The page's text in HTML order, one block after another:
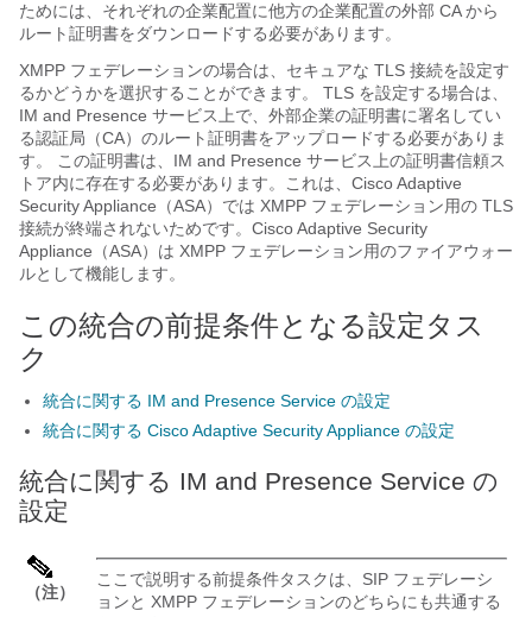
ためには、それぞれの企業配置に他方の企業配置の外部 CA から
ルート証明書をダウンロードする必要があります。
XMPP フェデレーションの場合は、セキュアな TLS 接続を設定す
るかどうかを選択することができます。 TLS を設定する場合は、
IM and Presence サービス 上で、外部企業の証明書に署名してい
る認証局（CA）のルート証明書をアップロードする必要がありま
す。 この証明書は、 IM and Presence サービス 上の証明書信頼ス
トア内に存在する必要があります。これは、CiscoAdaptive
Security Appliance（ASA） では XMPP フェデレーション用の TLS
接続が終端されないためです。CiscoAdaptive Security
Appliance（ASA） は XMPP フェデレーション用のファイアウォー
ルとして機能します。
この統合の前提条件となる設定タス
ク
統合に関する IM and Presence Service の設定
統合に関する Cisco Adaptive Security Appliance の設定
統合に関する IM and Presence Service の
設定
（注）
ここで説明する前提条件タスクは、SIP フェデレーシ
ョンと XMPP フェデレーションのどちらにも共通する